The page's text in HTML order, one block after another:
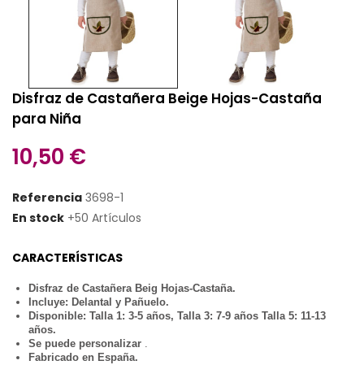
Disfraz de Castañera Beige Hojas-Castaña
para Niña
10,50 €
Referencia 3698-1
En stock +50 Artículos
CARACTERÍSTICAS
Disfraz de Castañera Beig Hojas-Castaña.
Incluye: Delantal y Pañuelo.
Disponible: Talla 1: 3-5 años, Talla 3: 7-9 años Talla 5: 11-13
años.
Se puede personalizar .
Fabricado en España.